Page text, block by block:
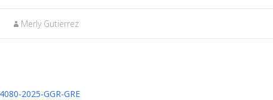
Merly Gutierrez
2025-GGR-GRE